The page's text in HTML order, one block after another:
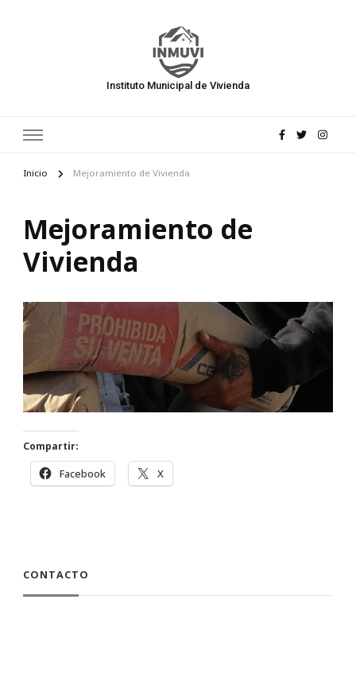
Instituto Municipal de Vivienda
Inicio Mejoramiento de Vivienda
Mejoramiento de
Vivienda
Compartir:
Facebook X
CONTACTO